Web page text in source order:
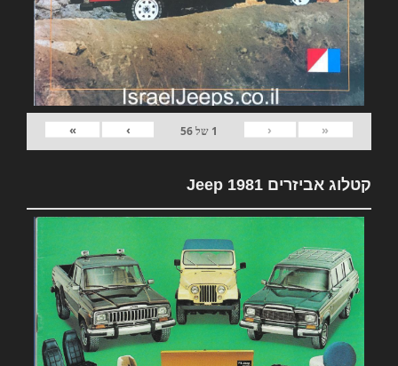
«
‹
1 של56
›
»
קטלוג אביזרים 1981 Jeep